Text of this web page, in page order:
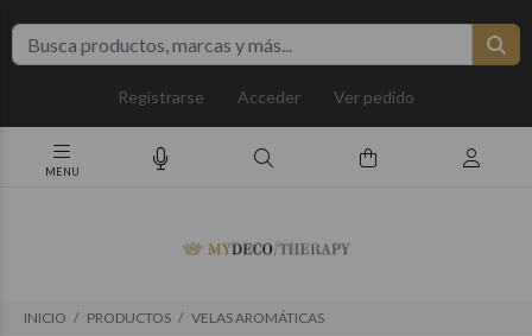
Registrarse Acceder Ver pedido
INICIO PRODUCTOS VELAS AROMÁTICAS